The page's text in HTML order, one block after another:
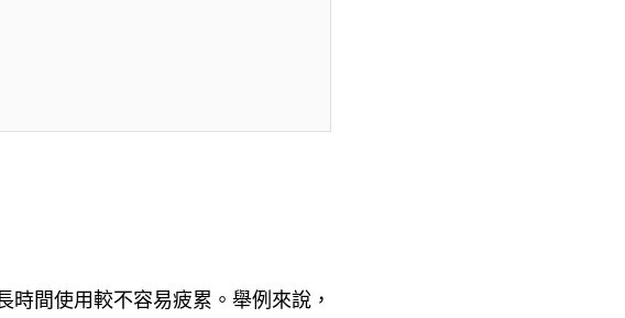
間使用較不容易疲累。舉例來說，